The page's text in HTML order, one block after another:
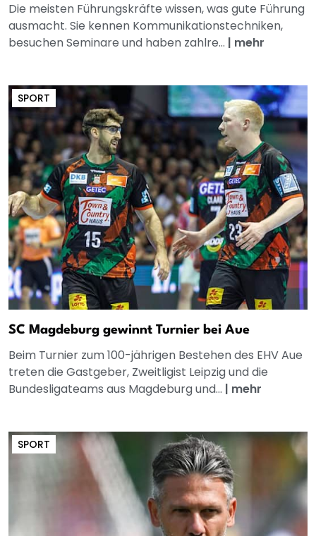
Die meisten Führungskräfte wissen, was gute Führung
ausmacht. Sie kennen Kommunikationstechniken,
besuchen Seminare und haben zahlre... | mehr
SPORT
SC Magdeburg gewinnt Turnier bei Aue
Beim Turnier zum 100-jährigen Bestehen des EHV Aue
treten die Gastgeber, Zweitligist Leipzig und die
Bundesligateams aus Magdeburg und... | mehr
SPORT